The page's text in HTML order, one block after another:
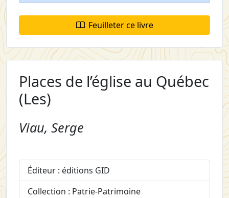
Feuilleter ce livre
Places de l’église au Québec
(Les)
Viau, Serge
Éditeur : éditions GID
Collection : Patrie-Patrimoine